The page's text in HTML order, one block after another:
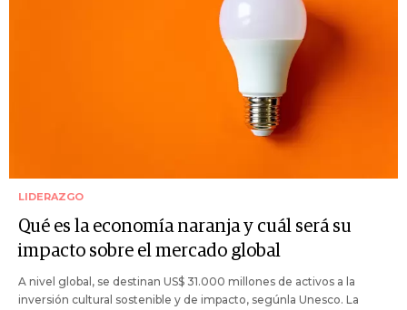
LIDERAZGO
Qué es la economía naranja y cuál será su
impacto sobre el mercado global
A nivel global, se destinan US$ 31.000 millones de activos a la
inversión cultural sostenible y de impacto, segúnla Unesco. La